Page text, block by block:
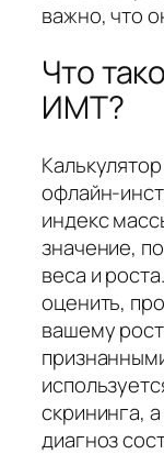
важно, что
Что
ИМТ?
офлайн-
индекс
значение,
веса и
оценить,
вашему
скрининга,
диагноз